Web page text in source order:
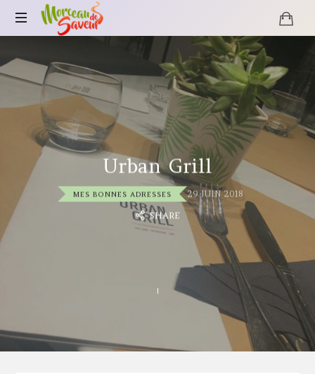
Morceau
Saveur
Urban Grill
MES BONNES ADRESSES 29 JUIN 2018
SHARE